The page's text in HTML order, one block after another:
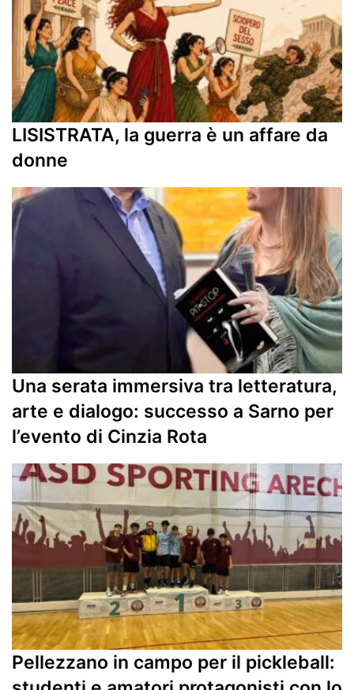
LISISTRATA, la guerra è un affare da
donne
Una serata immersiva tra letteratura,
arte e dialogo: successo a Sarno per
l’evento di Cinzia Rota
Pellezzano in campo per il pickleball: